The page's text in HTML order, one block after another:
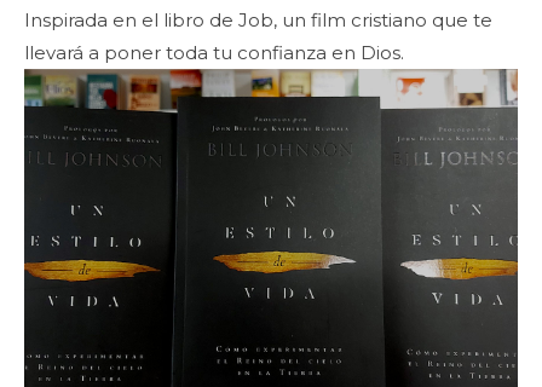
Inspirada en el libro de Job, un film cristiano que te
llevará a poner toda tu confianza en Dios.